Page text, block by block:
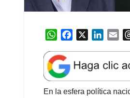
W
a
t
s
A
e
b
o
k
e
d
l
En la esfera política